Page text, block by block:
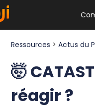
Ressources >Actus du
🤯
réagir ?